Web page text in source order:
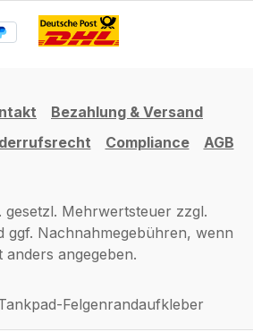
Bezahlung & Versand
Compliance AGB
gesetzl. Mehrwertsteuer zzgl.
ggf. Nachnahmegebühren, wenn
anders angegeben.
Felgenrandaufkleber